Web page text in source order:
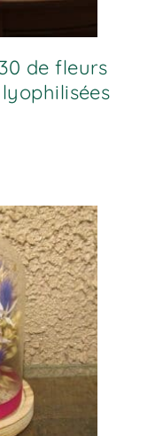
de fleurs